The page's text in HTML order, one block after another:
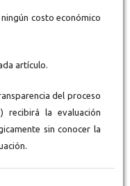
costo económico
artículo.
del proceso
recibirá la evaluación
sin conocer la